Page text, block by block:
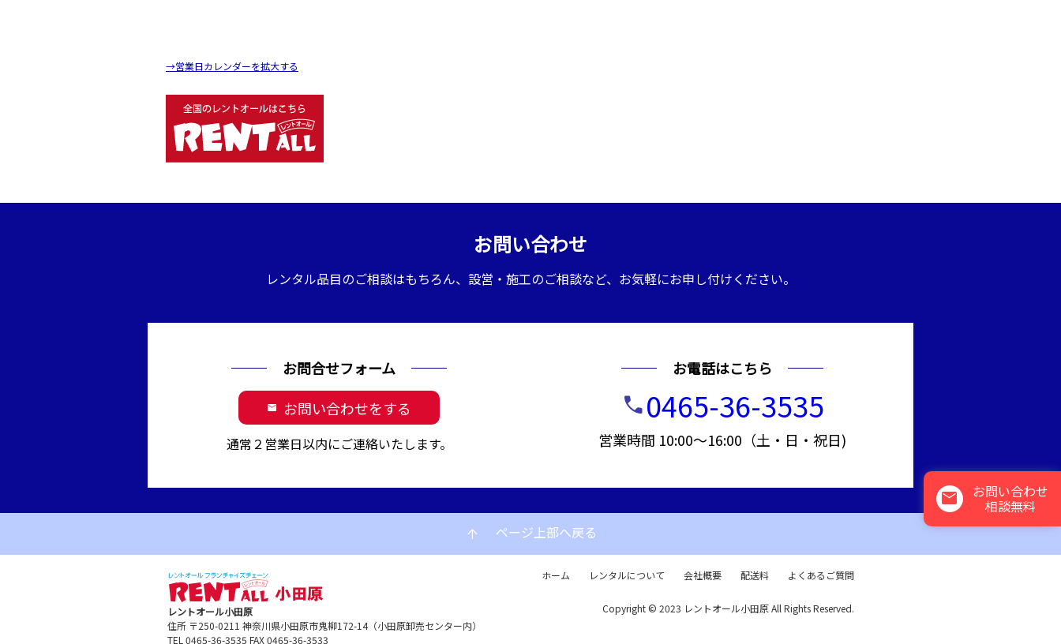
→営業日カレンダーを拡大する
お問い合わせ
レンタル品目のご相談はもちろん、設営・施工のご相談など、お気軽にお申し付けください。
お問合せフォーム
mail お問い合わせをする
通常２営業日以内にご連絡いたします。
お電話はこちら
call0465-36-3535
営業時間 10:00～16:00（土・日・祝日)
arrow_upward ページ上部へ戻る
mail お問い合わせ
相談無料
レントオール小田原
住所 〒250-0211 神奈川県小田原市鬼柳172-14（小田原卸売センター内）
TEL 0465-36-3535 FAX 0465-36-3533
ホーム レンタルについて 会社概要 配送料 よくあるご質問
Copyright © 2023 レントオール小田原 All Rights Reserved.